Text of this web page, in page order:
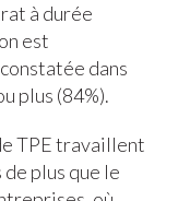
à durée
est
dans
plus (84%).
TPE travaillent
plus que le